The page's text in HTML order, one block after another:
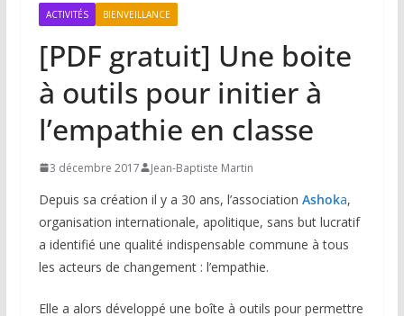
ACTIVITÉS BIENVEILLANCE
[PDF gratuit] Une boite
à outils pour initier à
l’empathie en classe
3 décembre 2017 Jean-Baptiste Martin
Depuis sa création il y a 30 ans, l’association Ashoka,
organisation internationale, apolitique, sans but lucratif
a identifié une qualité indispensable commune à tous
les acteurs de changement : l’empathie.
Elle a alors développé une boîte à outils pour permettre